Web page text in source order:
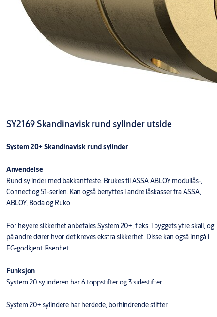
SY2169 Skandinavisk rund sylinder utside
System 20+ Skandinavisk rund sylinder
Anvendelse
Rund sylinder med bakkantfeste. Brukes til ASSA ABLOY modullås-,
Connect og 51-serien. Kan også benyttes i andre låskasser fra ASSA,
ABLOY, Boda og Ruko.
For høyere sikkerhet anbefales System 20+, f.eks. i byggets ytre skall, og
på andre dører hvor det kreves ekstra sikkerhet. Disse kan også inngå i
FG-godkjent låsenhet.
Funksjon
System 20 sylinderen har 6 toppstifter og 3 sidestifter.
System 20+ sylindere har herdede, borhindrende stifter.